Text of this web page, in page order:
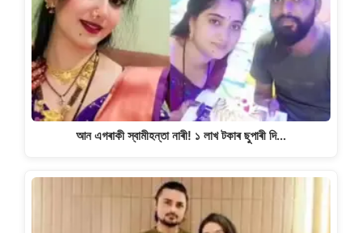
আন এগৰাকী স্বামীহন্তা নাৰী! ১ লাখ টকাৰ ছুপাৰী দি…